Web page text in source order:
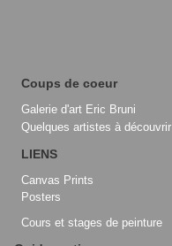
Coups de coeur
Galerie d'art Eric Bruni
Quelques artistes à découvrir
LIENS
Canvas Prints
Posters
Cours et stages de peinture